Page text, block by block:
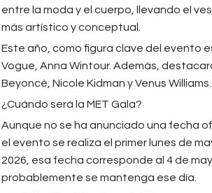
entre la moda y el cuerpo, llevando el
más artístico y conceptual.
Este año, como figura clave del evento
Vogue, Anna Wintour. Además,
Beyoncé, Nicole Kidman y Venus Williams.
¿Cuándo será la MET Gala?
Aunque no se ha anunciado una fecha
el evento se realiza el primer lunes de
2026, esa fecha corresponde al 4 de
probablemente se mantenga ese día.